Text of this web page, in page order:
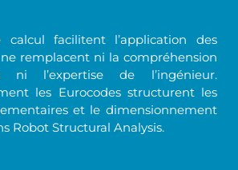
calcul facilitent l’application des
remplacent ni la compréhension
ni l’expertise de l’ingénieur.
les Eurocodes structurent les
et le dimensionnement
Robot Structural Analysis.